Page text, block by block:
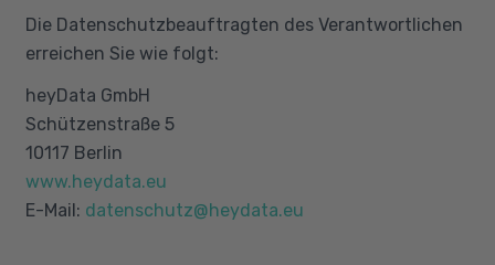
Die Datenschutzbeauftragten des Verantwortlichen
erreichen Sie wie folgt:
heyData GmbH
Schützenstraße 5
10117 Berlin
www.heydata.eu
E-Mail: datenschutz@heydata.eu